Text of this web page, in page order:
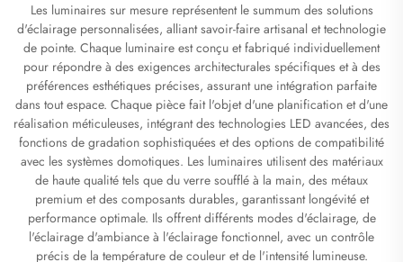
Les luminaires sur mesure représentent le summum des solutions
d'éclairage personnalisées, alliant savoir-faire artisanal et technologie
de pointe. Chaque luminaire est conçu et fabriqué individuellement
pour répondre à des exigences architecturales spécifiques et à des
préférences esthétiques précises, assurant une intégration parfaite
dans tout espace. Chaque pièce fait l'objet d'une planification et d'une
réalisation méticuleuses, intégrant des technologies LED avancées, des
fonctions de gradation sophistiquées et des options de compatibilité
avec les systèmes domotiques. Les luminaires utilisent des matériaux
de haute qualité tels que du verre soufflé à la main, des métaux
premium et des composants durables, garantissant longévité et
performance optimale. Ils offrent différents modes d'éclairage, de
l'éclairage d'ambiance à l'éclairage fonctionnel, avec un contrôle
précis de la température de couleur et de l'intensité lumineuse.